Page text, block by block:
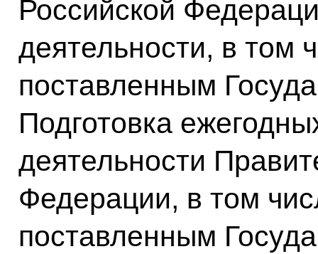
Российской
деятельности, в том
поставленным
Подготовка
деятельности
Федерации, в том
поставленным